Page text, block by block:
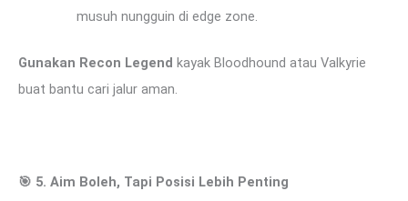
musuh nungguin di edge zone.
Gunakan Recon Legend kayak Bloodhound atau Valkyrie
buat bantu cari jalur aman.
🎯 5. Aim Boleh, Tapi Posisi Lebih Penting